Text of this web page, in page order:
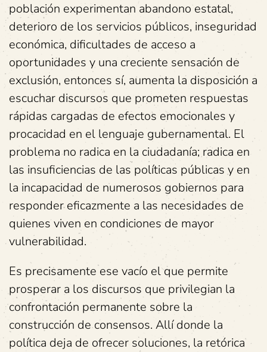
población experimentan abandono estatal,
deterioro de los servicios públicos, inseguridad
económica, dificultades de acceso a
oportunidades y una creciente sensación de
exclusión, entonces sí, aumenta la disposición a
escuchar discursos que prometen respuestas
rápidas cargadas de efectos emocionales y
procacidad en el lenguaje gubernamental. El
problema no radica en la ciudadanía; radica en
las insuficiencias de las políticas públicas y en
la incapacidad de numerosos gobiernos para
responder eficazmente a las necesidades de
quienes viven en condiciones de mayor
vulnerabilidad.
Es precisamente ese vacío el que permite
prosperar a los discursos que privilegian la
confrontación permanente sobre la
construcción de consensos. Allí donde la
política deja de ofrecer soluciones, la retórica